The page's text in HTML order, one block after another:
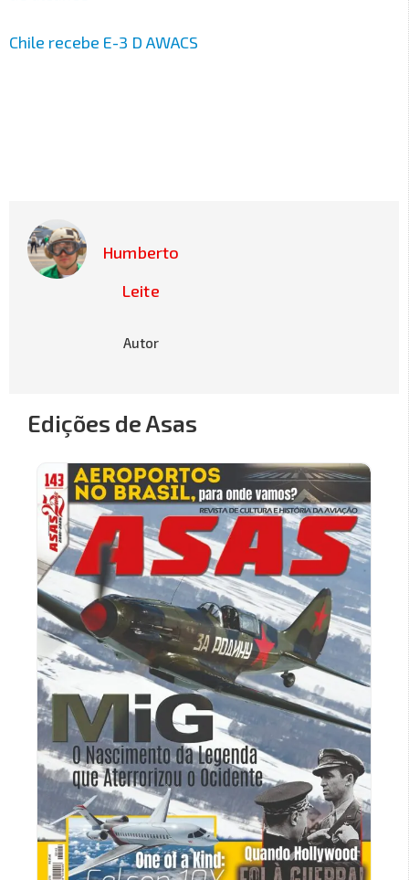
Chile recebe E-3 D AWACS
Humberto
Leite
Autor
Edições de Asas